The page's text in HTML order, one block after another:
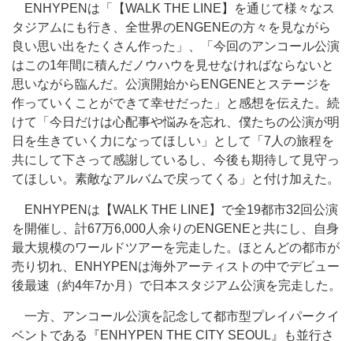
ENHYPENは「【WALK THE LINE】を通じて様々なス
タジアムにも行き、全世界のENGENEの方々を見ながら
良い思い出をたくさん作った」、「今回のアンコール公演
はこの1年間に積んだノウハウを見せなければならないと
思いながら臨んだ。公演開始からENGENEとステージを
作っていくことができて幸せだった」と感想を伝えた。続
けて「今日だけは心配事や悩みを忘れ、僕たちの公演が明
日を生きていく力になってほしい」として「7人の旅程を
共にして下さって感謝しているし、今後も期待して見守っ
てほしい。素敵なアルバムで戻ってくる」と付け加えた。
ENHYPENは【WALK THE LINE】で全19都市32回公演
を開催し、計67万6,000人余りのENGENEと共にし、自身
最大規模のワールドツアーを完走した。ほとんどの都市が
売り切れ、ENHYPENは海外アーティストの中でデビュー
後最速（約4年7か月）で日本スタジアム公演を完走した。
一方、アンコール公演を記念して都市型プレイパークイ
ベントである『ENHYPEN THE CITY SEOUL』も並行さ